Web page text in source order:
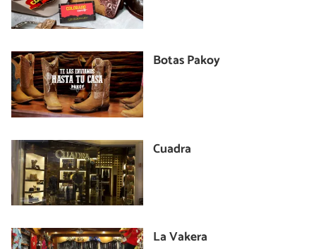
Botas Pakoy
Cuadra
La Vakera